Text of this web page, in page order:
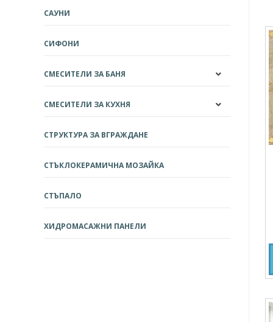
САУНИ
СИФОНИ
СМЕСИТЕЛИ ЗА БАНЯ
СМЕСИТЕЛИ ЗА КУХНЯ
СТРУКТУРА ЗА ВГРАЖДАНЕ
СТЪКЛОКЕРАМИЧНА МОЗАЙКА
СТЪПАЛО
ХИДРОМАСАЖНИ ПАНЕЛИ